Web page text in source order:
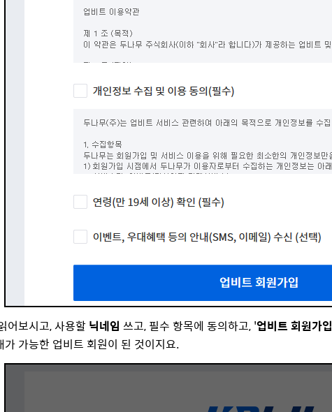
어보시고, 사용할 닉네임 쓰고, 필수 항목에 동의하고, '업비트 회원가입
가 가능한 업비트 회원이 된 것이지요.